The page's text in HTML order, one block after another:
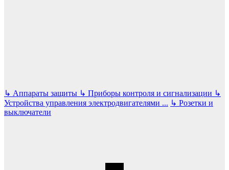
↳ Аппараты защиты ↳ Приборы контроля и сигнализации ↳
Устройства управления электродвигателями ... ↳ Розетки и
выключатели